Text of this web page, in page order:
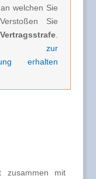
welchen Sie
Sie
Vertragsstrafe.
zur
erhalten
zusammen mit